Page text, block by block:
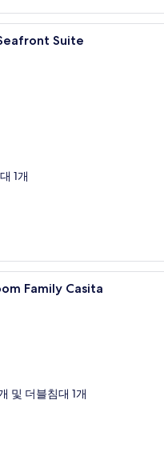
, 객실 내 금고, 책상2-Bedroom
Suite
점
1개
, 객실 내 금고, 책상Three-Bedroom
Family Casita
및 더블침대 1개